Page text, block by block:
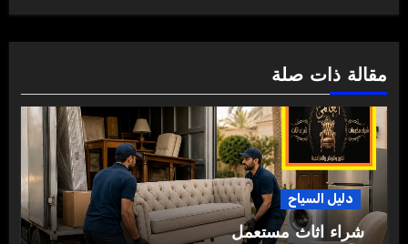
مقالة ذات صلة
دليل السياح
شراء اثاث مستعمل